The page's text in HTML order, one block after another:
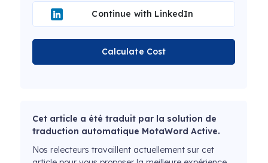
Continue with LinkedIn
Calculate Cost
Cet article a été traduit par la solution de
traduction automatique MotaWord Active.
Nos relecteurs travaillent actuellement sur cet